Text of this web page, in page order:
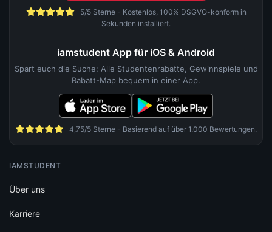
5/5 Sterne - Kostenlos, 100% DSGVO-konform in
Sekunden installiert.
iamstudent App für iOS & Android
Spart euch die Suche: Alle Studentenrabatte, Gewinnspiele und
Rabatt-Map bequem in einer App.
4,75/5 Sterne - Basierend auf über 1.000 Bewertungen.
IAMSTUDENT
Über uns
Karriere